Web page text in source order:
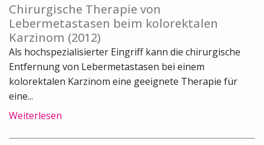
Chirurgische Therapie von
Lebermetastasen beim kolorektalen
Karzinom (2012)
Als hochspezialisierter Eingriff kann die chirurgische
Entfernung von Lebermetastasen bei einem
kolorektalen Karzinom eine geeignete Therapie für
eine...
Weiterlesen